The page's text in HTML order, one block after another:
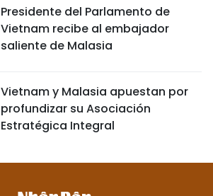
Presidente del Parlamento de
Vietnam recibe al embajador
saliente de Malasia
Vietnam y Malasia apuestan por
profundizar su Asociación
Estratégica Integral